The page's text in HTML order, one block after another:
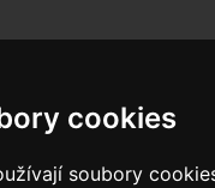
cookies
soubory